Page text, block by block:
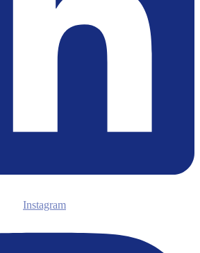
Instagram